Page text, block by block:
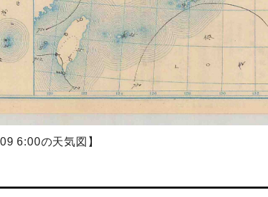
6:00の天気図】